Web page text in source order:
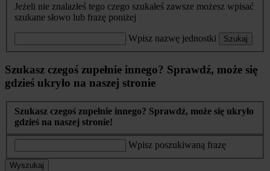
Jeżeli nie znalazłeś tego czego szukałeś zawsze możesz wpisać
szukane słowo lub frazę poniżej
Wpisz nazwę jednostki Szukaj
Szukasz czegoś zupełnie innego? Sprawdź, może się
gdzieś ukryło na naszej stronie
Szukasz czegoś zupełnie innego? Sprawdź, może się ukryło
gdzieś na naszej stronie!
Wpisz poszukiwaną frazę
Wyszukaj